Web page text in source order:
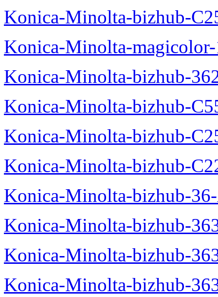
Konica-Minolta-bizhub-
Konica-Minolta-
Konica-Minolta-bizhub-
Konica-Minolta-bizhub-
Konica-Minolta-bizhub-
Konica-Minolta-bizhub-
Konica-Minolta-bizhub-
Konica-Minolta-bizhub-
Konica-Minolta-bizhub-
Konica-Minolta-bizhub-